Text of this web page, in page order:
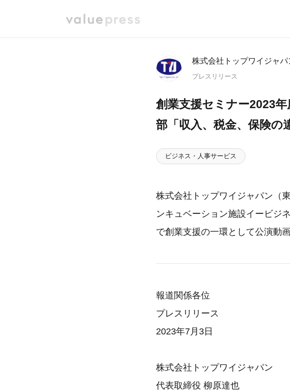
株式会社トップワイジャパ
プレスリリース
創業支援セミナー2023
部「収入、税金、保険の
ビジネス・人事サービス
株式会社トップワイジャパン（
ンキュベーション施設イービジ
で創業支援の一環として公演動
報道関係各位
プレスリリース
2023年7月3日
株式会社トップワイジャパン
代表取締役 柳原達也